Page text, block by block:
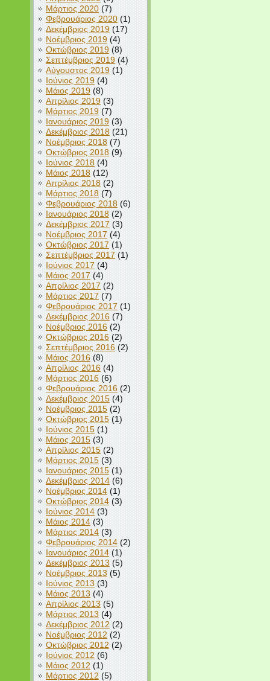
Μάρτιος 2020(7)
Φεβρουάριος 2020(1)
Δεκέμβριος 2019(17)
Νοέμβριος 2019(4)
Οκτώβριος 2019(8)
Σεπτέμβριος 2019(4)
Αύγουστος 2019(1)
Ιούνιος 2019(4)
Μάιος 2019(8)
Απρίλιος 2019(3)
Μάρτιος 2019(7)
Ιανουάριος 2019(3)
Δεκέμβριος 2018(21)
Νοέμβριος 2018(7)
Οκτώβριος 2018(9)
Ιούνιος 2018(4)
Μάιος 2018(12)
Απρίλιος 2018(2)
Μάρτιος 2018(7)
Φεβρουάριος 2018(6)
Ιανουάριος 2018(2)
Δεκέμβριος 2017 (3)
Νοέμβριος 2017(4)
Οκτώβριος 2017(1)
Σεπτέμβριος 2017 (1)
Ιούνιος 2017 (4)
Μάιος 2017 (4)
Απρίλιος 2017 (2)
Μάρτιος 2017 (7)
Φεβρουάριος 2017(1)
Δεκέμβριος 2016(7)
Νοέμβριος 2016(2)
Οκτώβριος 2016(2)
Σεπτέμβριος 2016(2)
Μάιος 2016(8)
Απρίλιος 2016(4)
Μάρτιος 2016(6)
Φεβρουάριος 2016(2)
Δεκέμβριος 2015(4)
Νοέμβριος 2015(2)
Οκτώβριος 2015(1)
Ιούνιος 2015(1)
Μάιος 2015(3)
Απρίλιος 2015(2)
Μάρτιος 2015(3)
Ιανουάριος 2015(1)
Δεκέμβριος 2014(6)
Νοέμβριος 2014(1)
Οκτώβριος 2014(3)
Ιούνιος 2014(3)
Μάιος 2014(3)
Μάρτιος 2014(3)
Φεβρουάριος 2014(2)
Ιανουάριος 2014(1)
Δεκέμβριος 2013 (5)
Νοέμβριος 2013(5)
Ιούνιος 2013(3)
Μάιος 2013(4)
Απρίλιος 2013 (5)
Μάρτιος 2013 (4)
Δεκέμβριος 2012 (2)
Νοέμβριος 2012 (2)
Οκτώβριος 2012 (2)
Ιούνιος 2012 (6)
Μάιος 2012 (1)
Μάρτιος 2012 (5)